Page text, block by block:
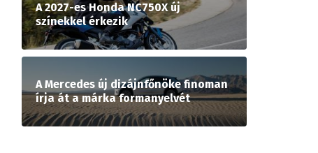
A 2027-es Honda NC750X új
színekkel érkezik
A Mercedes új dizájnfőnöke finoman
írja át a márka formanyelvét